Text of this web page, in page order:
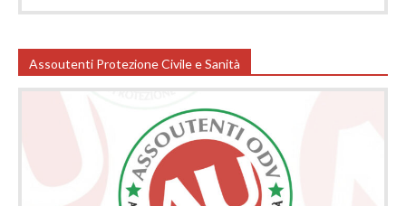
Assoutenti Protezione Civile e Sanità